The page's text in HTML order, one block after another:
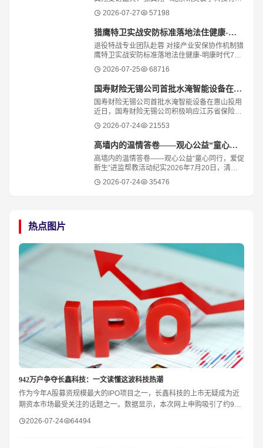
公司董事长）免责声明：本文内容仅代表受访者
个人观点，不构成任何商业投资建议。文中提及
的
2026-07-27 57198
猎鹰特卫实战安防标准落地法住健康-明康时代
退役特战专业团队赴蓉 对接产业安保协作机制猎
鹰特卫实战安防标准落地法住健康-明康时代7月
23日，一场聚焦产业安全体系建设的专题研讨活
动在四川成都举行。来自特种作战领域
2026-07-25 68716
国寿财险无锡公司首批水淹智能设备在惠山投用
国寿财险无锡公司首批水淹智能设备在惠山投用
近日，国寿财险无锡公司积极响应江苏省保险行
业协会车险重大灾害应急工作部署，率先在惠山
区显山路等6处高风险点位完成首批水淹智
2026-07-24 21553
高墙内的温情答卷——观心公益“童心同行，爱促新生”进监帮教活动纪实
高墙内的温情答卷——观心公益“童心同行，爱促
新生”进监帮教活动纪实2026年7月20日，清晨
六点，青田县司法局门口已是一片暖意。一群特
殊的小客人整装待发，他们的行囊里装着期待，
2026-07-24 35476
热点图片
942万户争夺长鑫科技：一文读懂这波科技热潮
作为今年A股募资规模最大的IPO项目之一，长鑫科技的上市无疑成为近
期资本市场最受关注的话题之一。数据显示，本次网上申购吸引了约942
2026-07-24 64494